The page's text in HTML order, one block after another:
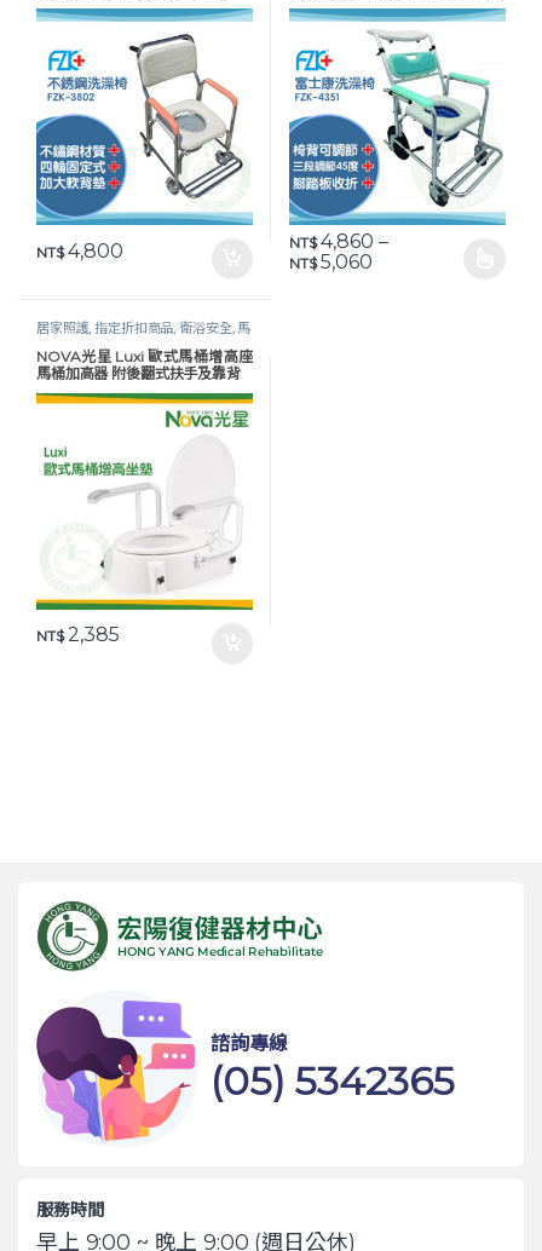
NT$4,800 NT$4,860 –
NT$5,060價格範圍：NT$
此產品有多種款式。 可在產品頁
居家照護,指定折扣商品, 衛浴安全, 馬
桶增高座
NOVA光星 Luxi 歐式馬桶增高座
馬桶加高器 附後翻式扶手及靠背
NT$2,385
諮詢專線
(05) 5342365
服務時間
早上 9:00 ~ 晚上 9:00 (週日公休)